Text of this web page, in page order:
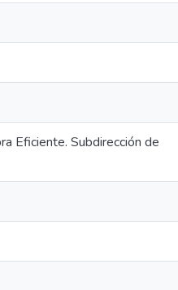
Eficiente. Subdirección de